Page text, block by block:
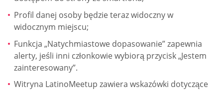
Profil danej osoby będzie teraz widoczny w
widocznym miejscu;
Funkcja „Natychmiastowe dopasowanie” zapewnia
alerty, jeśli inni członkowie wybiorą przycisk „Jestem
zainteresowany”.
Witryna LatinoMeetup zawiera wskazówki dotyczące